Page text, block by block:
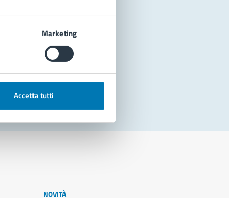
Marketing
Accetta tutti
NOVITÀ